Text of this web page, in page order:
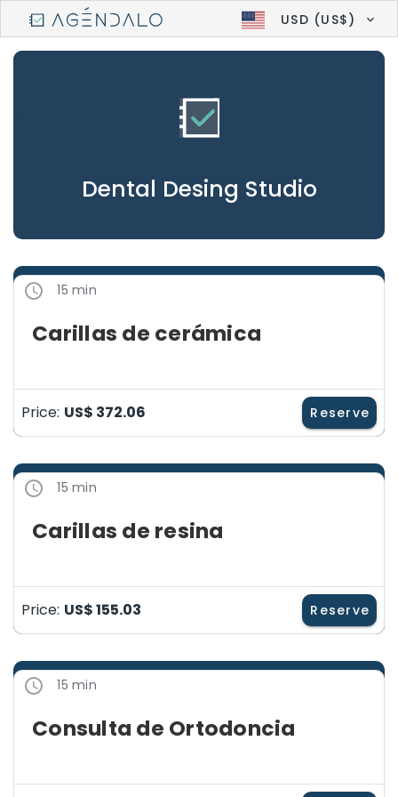
USD (US$)
Dental Desing Studio
15 min
Carillas de cerámica
Price: US$ 372.06 Reserve
15 min
Carillas de resina
Price: US$ 155.03 Reserve
15 min
Consulta de Ortodoncia